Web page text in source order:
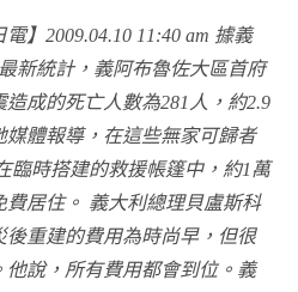
】2009.04.10 11:40 am 據義
新統計，義阿布魯佐大區首府
成的死亡人數為281人，約2.9
媒體報導，在這些無家可歸者
臨時搭建的救援帳篷中，約1萬
費居住。 義大利總理貝盧斯科
後重建的費用為時尚早，但很
他說，所有費用都會到位。義